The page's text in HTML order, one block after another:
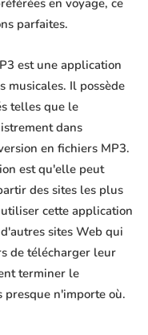
en voyage, ce
parfaites.
est une application
musicales. Il possède
telles que le
dans
en fichiers MP3.
est qu'elle peut
des sites les plus
cette application
sites Web qui
de télécharger leur
terminer le
presque n'importe où.